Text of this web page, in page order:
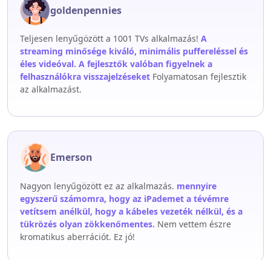
goldenpennies
Teljesen lenyűgözött a 1001 TVs alkalmazás! A
streaming minősége kiváló, minimális puffereléssel és
éles videóval. A fejlesztők valóban figyelnek a
felhasználókra visszajelzéseket Folyamatosan fejlesztik
az alkalmazást.
Emerson
Nagyon lenyűgözött ez az alkalmazás. mennyire
egyszerű számomra, hogy az iPademet a tévémre
vetítsem anélkül, hogy a kábeles vezeték nélkül, és a
tükrözés olyan zökkenőmentes. Nem vettem észre
kromatikus aberrációt. Ez jó!